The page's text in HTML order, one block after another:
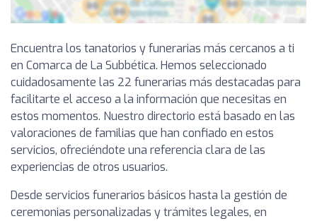
Encuentra los tanatorios y funerarias más cercanos a ti
en Comarca de La Subbética. Hemos seleccionado
cuidadosamente las 22 funerarias más destacadas para
facilitarte el acceso a la información que necesitas en
estos momentos. Nuestro directorio está basado en las
valoraciones de familias que han confiado en estos
servicios, ofreciéndote una referencia clara de las
experiencias de otros usuarios.
Desde servicios funerarios básicos hasta la gestión de
ceremonias personalizadas y trámites legales, en